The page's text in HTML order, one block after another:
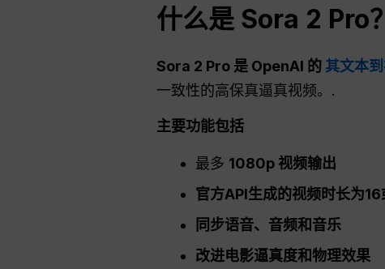
什么是 Sora 2 Pro
Sora 2 Pro 是 OpenAI 的 其文本
一致性的高保真逼真视频。.
主要功能包括
最多 1080p 视频输出
官方API生成的视频时长为
同步语音、音频和音乐
改进电影逼真度和物理效果